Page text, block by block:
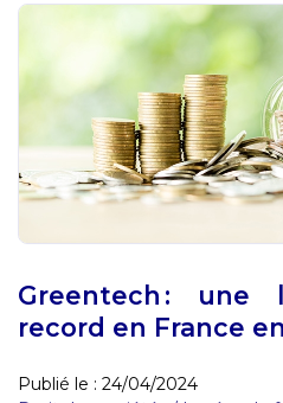
Greentech :
record en France
Publié le : 24/04/2024